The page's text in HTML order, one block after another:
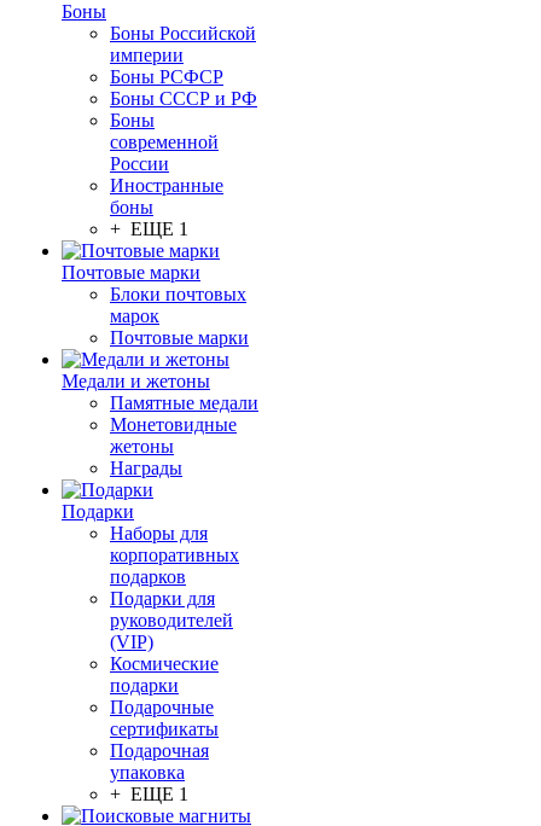
Боны
Боны Российской
империи
Боны РСФСР
Боны СССР и РФ
Боны
современной
России
Иностранные
боны
+ ЕЩЕ 1
Почтовые марки
Блоки почтовых
марок
Почтовые марки
Медали и жетоны
Памятные медали
Монетовидные
жетоны
Награды
Подарки
Наборы для
корпоративных
подарков
Подарки для
руководителей
(VIP)
Космические
подарки
Подарочные
сертификаты
Подарочная
упаковка
+ ЕЩЕ 1